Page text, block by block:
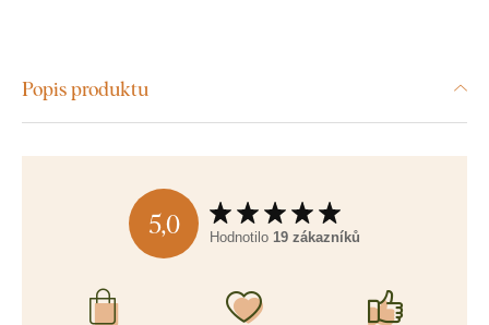
Popis produktu
5,0 Hodnotilo 19 zákazníků